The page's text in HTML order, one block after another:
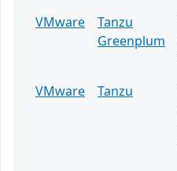
VMware
Tanzu
Greenplum
VMware
Tanzu